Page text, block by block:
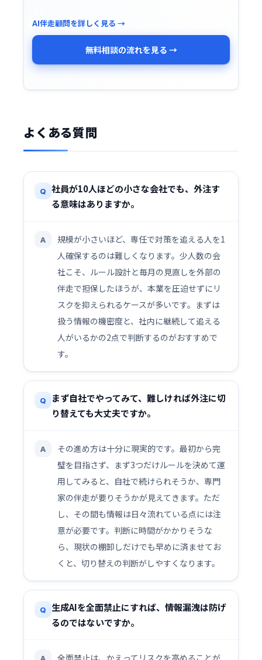
AI伴走顧問を詳しく見る →
無料相談の流れを見る →
よくある質問
Q
社員が10人ほどの小さな会社でも、外注す
る意味はありますか。
A
規模が小さいほど、専任で対策を追える人を1
人確保するのは難しくなります。少人数の会
社こそ、ルール設計と毎月の見直しを外部の
伴走で担保したほうが、本業を圧迫せずにリ
スクを抑えられるケースが多いです。まずは
扱う情報の機密度と、社内に継続して追える
人がいるかの2点で判断するのがおすすめで
す。
Q
まず自社でやってみて、難しければ外注に切
り替えても大丈夫ですか。
A
その進め方は十分に現実的です。最初から完
璧を目指さず、まず3つだけルールを決めて運
用してみると、自社で続けられそうか、専門
家の伴走が要りそうかが見えてきます。ただ
し、その間も情報は日々流れている点には注
意が必要です。判断に時間がかかりそうな
ら、現状の棚卸しだけでも早めに済ませてお
くと、切り替えの判断がしやすくなります。
Q
生成AIを全面禁止にすれば、情報漏洩は防げ
るのではないですか。
A
全面禁止は、かえってリスクを高めることが